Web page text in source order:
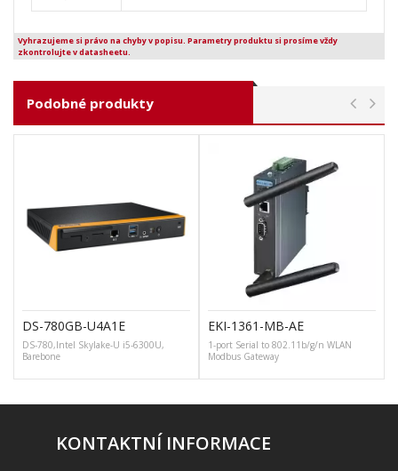
Vyhrazujeme si právo na chyby v popisu. Parametry produktu si prosíme vždy
zkontrolujte v datasheetu.
Podobné produkty
DS-780GB-U4A1E
DS-780,Intel Skylake-U i5-6300U,
Barebone
EKI-1361-MB-AE
1-port Serial to 802.11b/g/n WLAN
Modbus Gateway
KONTAKTNÍ INFORMACE